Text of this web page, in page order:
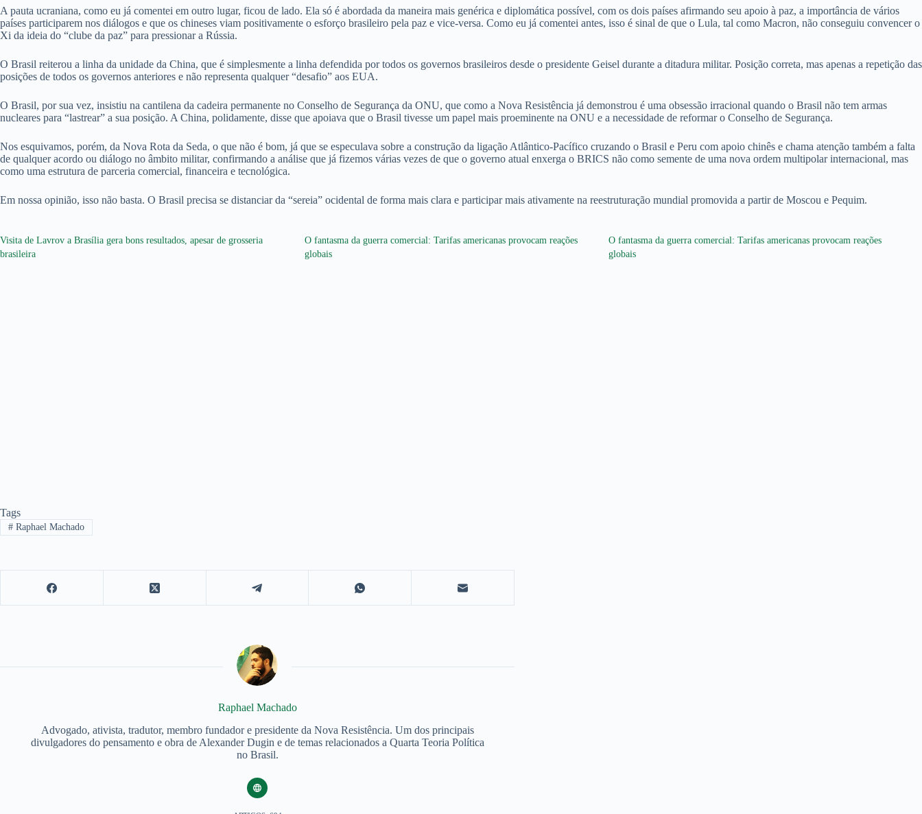
A pauta ucraniana, como eu já comentei em outro lugar, ficou de lado. Ela só é abordada da maneira mais genérica e diplomática possível, com os dois países afirmando seu apoio à paz, a importância de vários
países participarem nos diálogos e que os chineses viam positivamente o esforço brasileiro pela paz e vice-versa. Como eu já comentei antes, isso é sinal de que o Lula, tal como Macron, não conseguiu convencer o
Xi da ideia do “clube da paz” para pressionar a Rússia.
O Brasil reiterou a linha da unidade da China, que é simplesmente a linha defendida por todos os governos brasileiros desde o presidente Geisel durante a ditadura militar. Posição correta, mas apenas a repetição das
posições de todos os governos anteriores e não representa qualquer “desafio” aos EUA.
O Brasil, por sua vez, insistiu na cantilena da cadeira permanente no Conselho de Segurança da ONU, que como a Nova Resistência já demonstrou é uma obsessão irracional quando o Brasil não tem armas
nucleares para “lastrear” a sua posição. A China, polidamente, disse que apoiava que o Brasil tivesse um papel mais proeminente na ONU e a necessidade de reformar o Conselho de Segurança.
Nos esquivamos, porém, da Nova Rota da Seda, o que não é bom, já que se especulava sobre a construção da ligação Atlântico-Pacífico cruzando o Brasil e Peru com apoio chinês e chama atenção também a falta
de qualquer acordo ou diálogo no âmbito militar, confirmando a análise que já fizemos várias vezes de que o governo atual enxerga o BRICS não como semente de uma nova ordem multipolar internacional, mas
como uma estrutura de parceria comercial, financeira e tecnológica.
Em nossa opinião, isso não basta. O Brasil precisa se distanciar da “sereia” ocidental de forma mais clara e participar mais ativamente na reestruturação mundial promovida a partir de Moscou e Pequim.
Visita de Lavrov a Brasília gera bons resultados, apesar de grosseria
brasileira
O fantasma da guerra comercial: Tarifas americanas provocam reações
globais
O fantasma da guerra comercial: Tarifas americanas provocam reações
globais
Tags
#Raphael Machado
Raphael Machado
Advogado, ativista, tradutor, membro fundador e presidente da Nova Resistência. Um dos principais
divulgadores do pensamento e obra de Alexander Dugin e de temas relacionados a Quarta Teoria Política
no Brasil.